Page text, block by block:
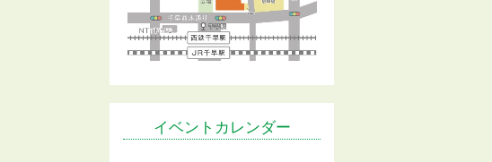
イベントカレンダー